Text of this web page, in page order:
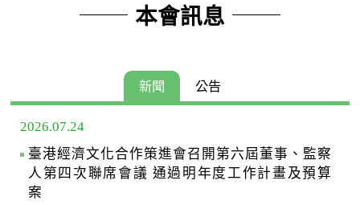
本會訊息
新聞 公告
2026.07.24
臺港經濟文化合作策進會召開第六屆董事、監察
人第四次聯席會議 通過明年度工作計畫及預算
案